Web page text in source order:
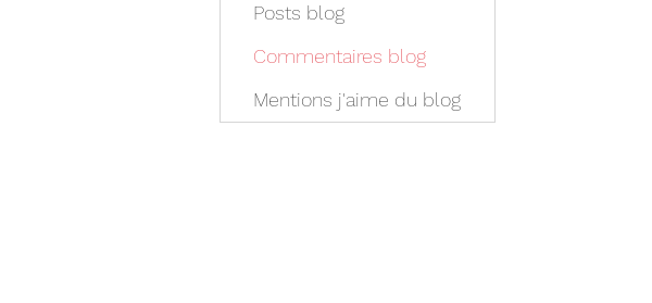
Posts blog
Commentaires blog
Mentions j'aime du blog